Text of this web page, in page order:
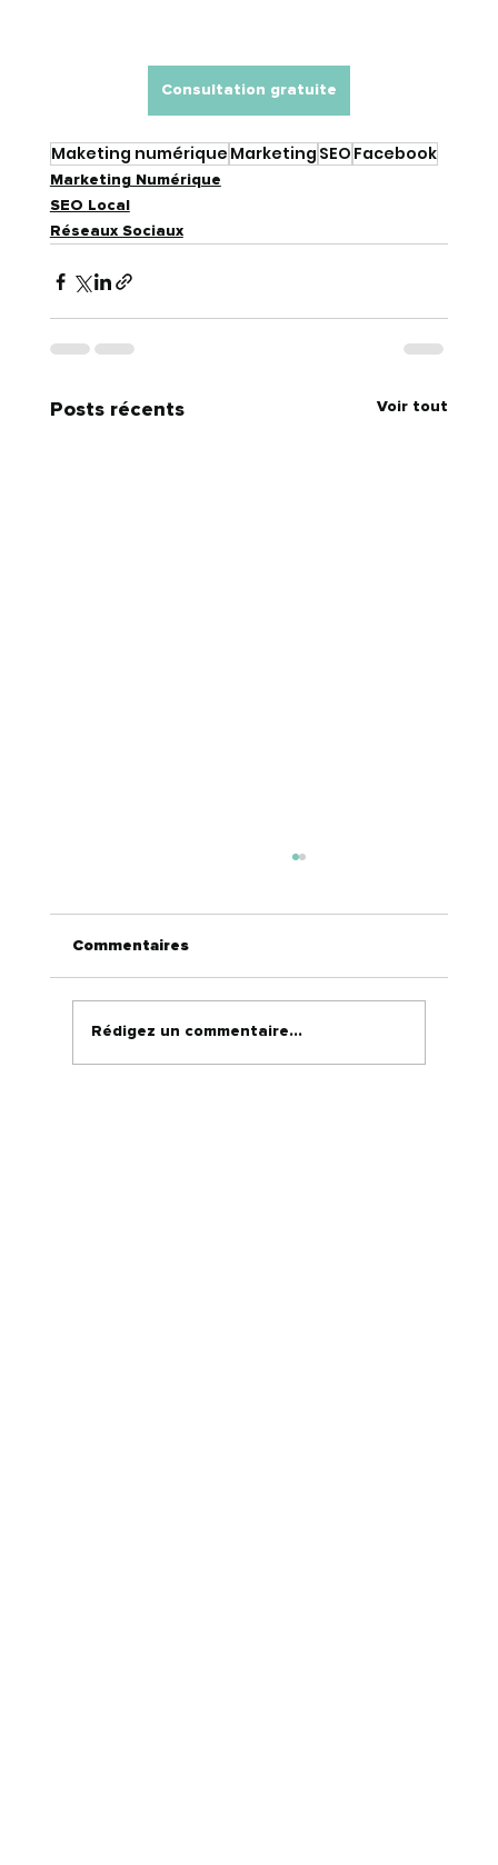
Consultation gratuite
Maketing numérique Marketing SEO Facebook
Marketing Numérique
SEO Local
Réseaux Sociaux
Posts récents Voir tout
Commentaires
Rédigez un commentaire...